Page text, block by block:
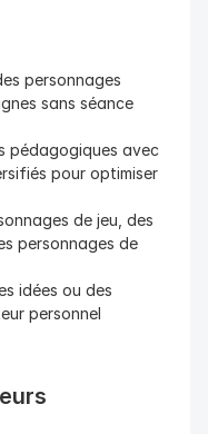
personnages
sans séance
pédagogiques avec
pour optimiser
de jeu, des
personnages de
idées ou des
personnel